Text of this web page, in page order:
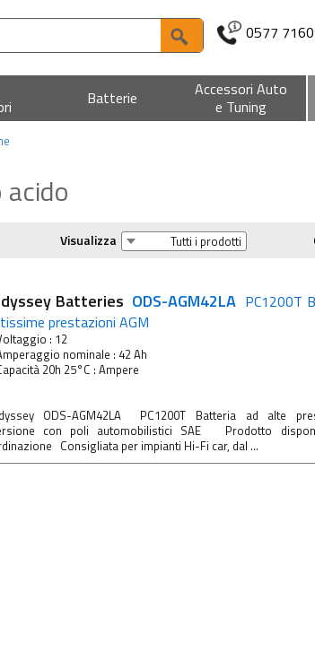
0577
Batterie
Accessori Auto
e Tuning
Visualizza
Batteries ODS-AGM42LA PC1200T
prestazioni AGM
: 12
nominale : 42 Ah
20h 25°C : Ampere
ODS-AGM42LA PC1200T Batteria ad alte
con poli automobilistici SAE Prodotto
Consigliata per impianti Hi-Fi car, dal ...